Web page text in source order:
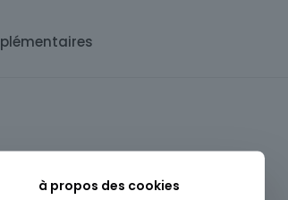
à propos des cookies